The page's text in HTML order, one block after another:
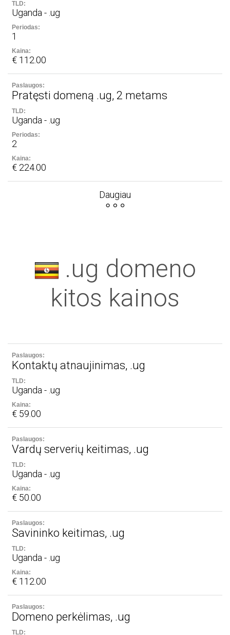
Uganda - .ug
1
€ 112.00
Pratęsti domeną .ug, 2 metams
Uganda - .ug
2
€ 224.00
Daugiau
.ug domeno
kitos kainos
Kontaktų atnaujinimas, .ug
Uganda - .ug
€ 59.00
Vardų serverių keitimas, .ug
Uganda - .ug
€ 50.00
Savininko keitimas, .ug
Uganda - .ug
€ 112.00
Domeno perkėlimas, .ug